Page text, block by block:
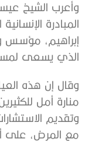
وأعرب الشيخ
المبادرة
إبراهيم، مؤسس
الذي يسعى
وقال إن هذه
منارة أمل
وتقديم
مع المرض،